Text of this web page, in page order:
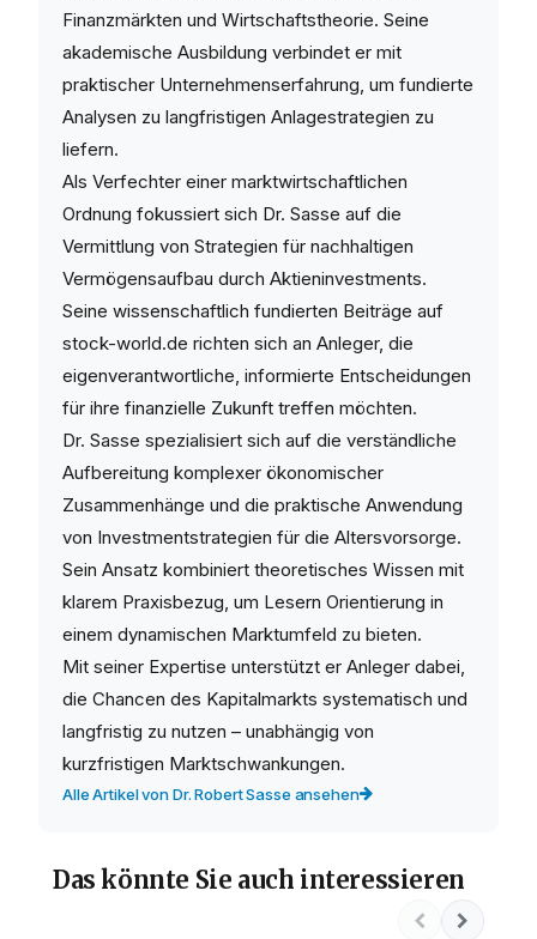
Finanzmärkten und Wirtschaftstheorie. Seine
akademische Ausbildung verbindet er mit
praktischer Unternehmenserfahrung, um fundierte
Analysen zu langfristigen Anlagestrategien zu
liefern.
Als Verfechter einer marktwirtschaftlichen
Ordnung fokussiert sich Dr. Sasse auf die
Vermittlung von Strategien für nachhaltigen
Vermögensaufbau durch Aktieninvestments.
Seine wissenschaftlich fundierten Beiträge auf
stock-world.de richten sich an Anleger, die
eigenverantwortliche, informierte Entscheidungen
für ihre finanzielle Zukunft treffen möchten.
Dr. Sasse spezialisiert sich auf die verständliche
Aufbereitung komplexer ökonomischer
Zusammenhänge und die praktische Anwendung
von Investmentstrategien für die Altersvorsorge.
Sein Ansatz kombiniert theoretisches Wissen mit
klarem Praxisbezug, um Lesern Orientierung in
einem dynamischen Marktumfeld zu bieten.
Mit seiner Expertise unterstützt er Anleger dabei,
die Chancen des Kapitalmarkts systematisch und
langfristig zu nutzen – unabhängig von
kurzfristigen Marktschwankungen.
Alle Artikel von Dr. Robert Sasse ansehen
Das könnte Sie auch interessieren